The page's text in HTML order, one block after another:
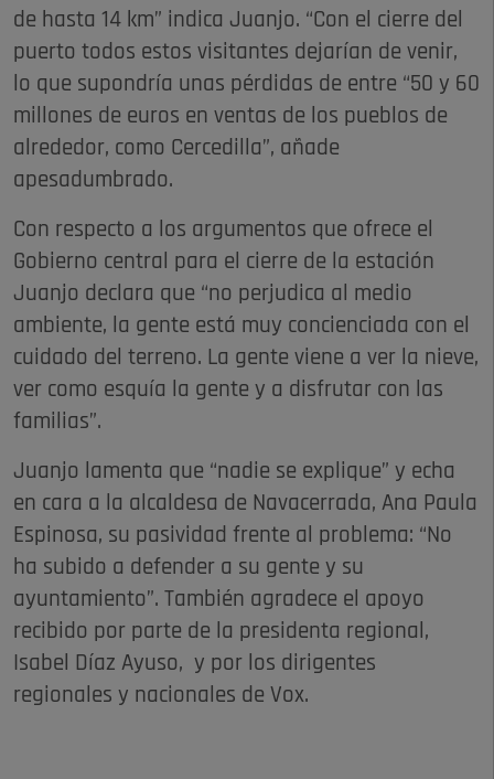
de hasta 14 km” indica Juanjo. “Con el cierre del
puerto todos estos visitantes dejarían de venir,
lo que supondría unas pérdidas de entre “50 y 60
millones de euros en ventas de los pueblos de
alrededor, como Cercedilla”, añade
apesadumbrado.
Con respecto a los argumentos que ofrece el
Gobierno central para el cierre de la estación
Juanjo declara que “no perjudica al medio
ambiente, la gente está muy concienciada con el
cuidado del terreno. La gente viene a ver la nieve,
ver como esquía la gente y a disfrutar con las
familias”.
Juanjo lamenta que “nadie se explique” y echa
en cara a la alcaldesa de Navacerrada, Ana Paula
Espinosa, su pasividad frente al problema: “No
ha subido a defender a su gente y su
ayuntamiento”. También agradece el apoyo
recibido por parte de la presidenta regional,
Isabel Díaz Ayuso, y por los dirigentes
regionales y nacionales de Vox.